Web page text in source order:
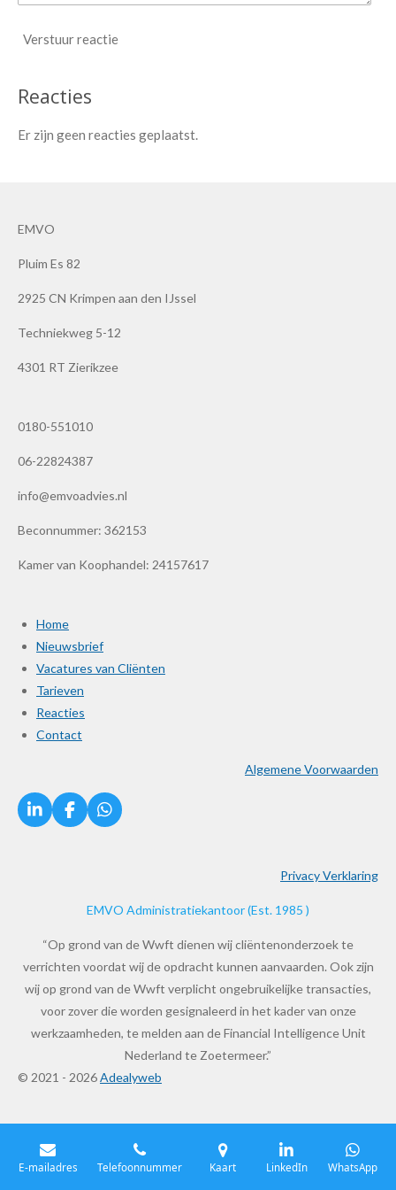
Verstuur reactie
Reacties
Er zijn geen reacties geplaatst.
EMVO
Pluim Es 82
2925 CN Krimpen aan den IJssel
Techniekweg 5-12
4301 RT Zierikzee
0180-551010
06-22824387
info@emvoadvies.nl
Beconnummer: 362153
Kamer van Koophandel: 24157617
Home
Nieuwsbrief
Vacatures van Cliënten
Tarieven
Reacties
Contact
Algemene Voorwaarden
L
i
F
a
W
h
p
Privacy Verklaring
EMVO Administratiekantoor (Est. 1985 )
“Op grond van de Wwft dienen wij cliëntenonderzoek te
verrichten voordat wij de opdracht kunnen aanvaarden. Ook zijn
wij op grond van de Wwft verplicht ongebruikelijke transacties,
voor zover die worden gesignaleerd in het kader van onze
werkzaamheden, te melden aan de Financial Intelligence Unit
Nederland te Zoetermeer.”
© 2021 - 2026Adealyweb
E-mailadres Telefoonnummer Kaart LinkedIn WhatsApp